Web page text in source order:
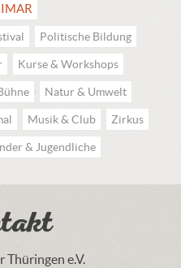
Politische Bildung
Kurse & Workshops
Natur & Umwelt
Musik & Club Zirkus
& Jugendliche
Thüringen e.V.